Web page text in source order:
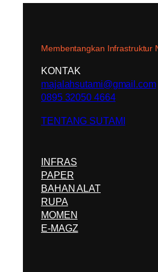
Membentangkan Infrastruktur
KONTAK
majalahsutami@gmail.com
0895 32050 4664
TENTANG SUTAMI
INFRAS
PAPER
BAHAN ALAT
RUPA
MOMEN
E-MAGZ